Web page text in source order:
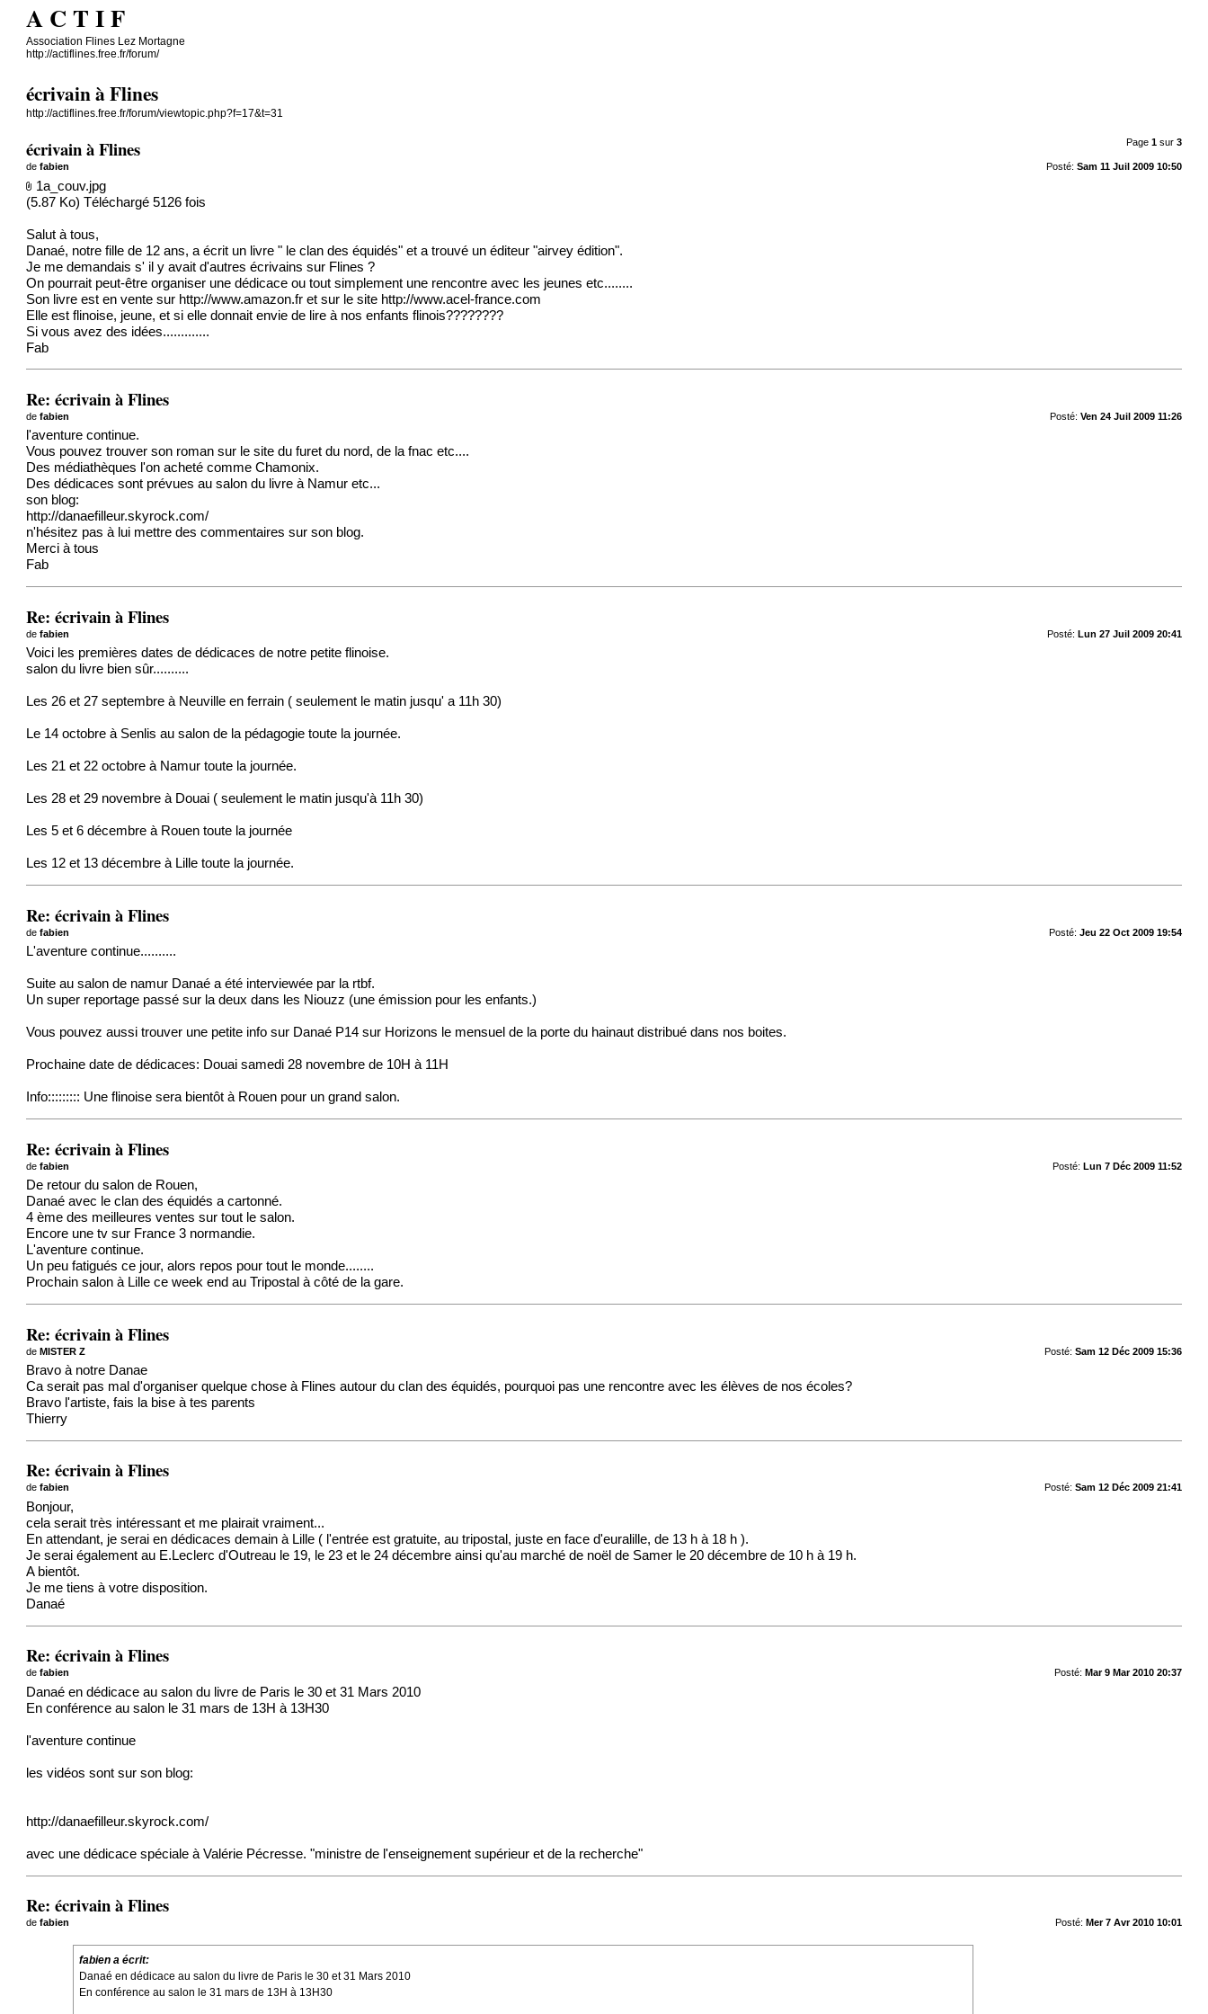
A C T I F
Association Flines Lez Mortagne
http://actiflines.free.fr/forum/
écrivain à Flines
http://actiflines.free.fr/forum/viewtopic.php?f=17&t=31
Page 1sur 3
écrivain à Flines
Posté: Sam 11 Juil 2009 10:50
defabien
1a_couv.jpg
(5.87 Ko) Téléchargé 5126 fois
Salut à tous,
Danaé, notre fille de 12 ans, a écrit un livre " le clan des équidés" et a trouvé un éditeur "airvey édition".
Je me demandais s' il y avait d'autres écrivains sur Flines ?
On pourrait peut-être organiser une dédicace ou tout simplement une rencontre avec les jeunes etc........
Son livre est en vente sur http://www.amazon.fr et sur le site http://www.acel-france.com
Elle est flinoise, jeune, et si elle donnait envie de lire à nos enfants flinois????????
Si vous avez des idées.............
Fab
Re: écrivain à Flines
Posté: Ven 24 Juil 2009 11:26
defabien
l'aventure continue.
Vous pouvez trouver son roman sur le site du furet du nord, de la fnac etc....
Des médiathèques l'on acheté comme Chamonix.
Des dédicaces sont prévues au salon du livre à Namur etc...
son blog:
http://danaefilleur.skyrock.com/
n'hésitez pas à lui mettre des commentaires sur son blog.
Merci à tous
Fab
Re: écrivain à Flines
Posté: Lun 27 Juil 2009 20:41
defabien
Voici les premières dates de dédicaces de notre petite flinoise.
salon du livre bien sûr..........
Les 26 et 27 septembre à Neuville en ferrain ( seulement le matin jusqu' a 11h 30)
Le 14 octobre à Senlis au salon de la pédagogie toute la journée.
Les 21 et 22 octobre à Namur toute la journée.
Les 28 et 29 novembre à Douai ( seulement le matin jusqu'à 11h 30)
Les 5 et 6 décembre à Rouen toute la journée
Les 12 et 13 décembre à Lille toute la journée.
Re: écrivain à Flines
Posté: Jeu 22 Oct 2009 19:54
defabien
L'aventure continue..........
Suite au salon de namur Danaé a été interviewée par la rtbf.
Un super reportage passé sur la deux dans les Niouzz (une émission pour les enfants.)
Vous pouvez aussi trouver une petite info sur Danaé P14 sur Horizons le mensuel de la porte du hainaut distribué dans nos boites.
Prochaine date de dédicaces: Douai samedi 28 novembre de 10H à 11H
Info::::::::: Une flinoise sera bientôt à Rouen pour un grand salon.
Re: écrivain à Flines
Posté: Lun 7 Déc 2009 11:52
defabien
De retour du salon de Rouen,
Danaé avec le clan des équidés a cartonné.
4 ème des meilleures ventes sur tout le salon.
Encore une tv sur France 3 normandie.
L'aventure continue.
Un peu fatigués ce jour, alors repos pour tout le monde........
Prochain salon à Lille ce week end au Tripostal à côté de la gare.
Re: écrivain à Flines
Posté: Sam 12 Déc 2009 15:36
deMISTER Z
Bravo à notre Danae
Ca serait pas mal d'organiser quelque chose à Flines autour du clan des équidés, pourquoi pas une rencontre avec les élèves de nos écoles?
Bravo l'artiste, fais la bise à tes parents
Thierry
Re: écrivain à Flines
Posté: Sam 12 Déc 2009 21:41
defabien
Bonjour,
cela serait très intéressant et me plairait vraiment...
En attendant, je serai en dédicaces demain à Lille ( l'entrée est gratuite, au tripostal, juste en face d'euralille, de 13 h à 18 h ).
Je serai également au E.Leclerc d'Outreau le 19, le 23 et le 24 décembre ainsi qu'au marché de noël de Samer le 20 décembre de 10 h à 19 h.
A bientôt.
Je me tiens à votre disposition.
Danaé
Re: écrivain à Flines
Posté: Mar 9 Mar 2010 20:37
defabien
Danaé en dédicace au salon du livre de Paris le 30 et 31 Mars 2010
En conférence au salon le 31 mars de 13H à 13H30
l'aventure continue
les vidéos sont sur son blog:
http://danaefilleur.skyrock.com/
avec une dédicace spéciale à Valérie Pécresse. "ministre de l'enseignement supérieur et de la recherche"
Re: écrivain à Flines
Posté: Mer 7 Avr 2010 10:01
defabien
fabien a écrit:
Danaé en dédicace au salon du livre de Paris le 30 et 31 Mars 2010
En conférence au salon le 31 mars de 13H à 13H30